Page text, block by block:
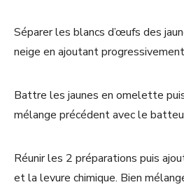
Séparer les blancs d’œufs des
neige en ajoutant
Battre les jaunes en omelette
mélange précédent avec le
Réunir les 2 préparations puis
et la levure chimique. Bien